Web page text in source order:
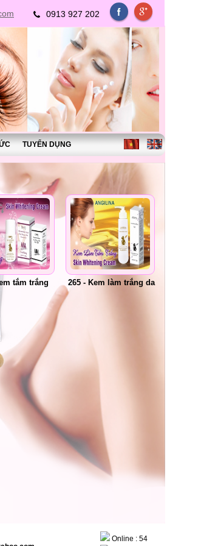
0913 927 202
TUYỂN DỤNG
tắm trắng 265 - Kem làm trắng da
Online : 54